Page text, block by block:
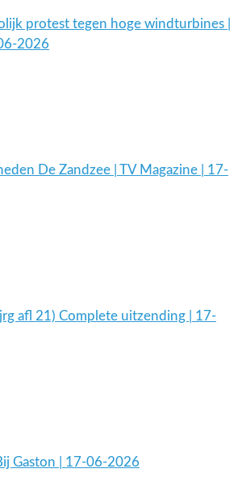
protest tegen hoge windturbines |
2026
De Zandzee | TV Magazine | 17-
afl 21) Complete uitzending | 17-
Gaston | 17-06-2026